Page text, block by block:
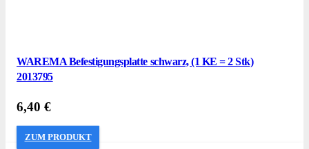
WAREMA Befestigungsplatte schwarz, (1 KE = 2 Stk)
2013795
6,40 €
ZUM PRODUKT